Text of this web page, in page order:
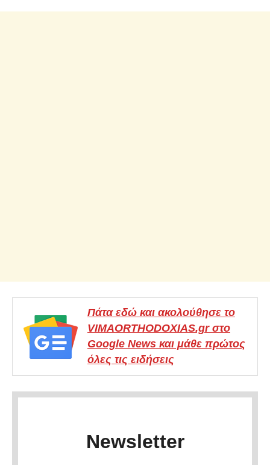
Πάτα εδώ και ακολούθησε το
VIMAORTHODOXIAS.gr στο
Google News και μάθε πρώτος
όλες τις ειδήσεις
Newsletter